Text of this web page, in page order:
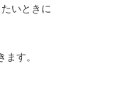
いときに
ます。